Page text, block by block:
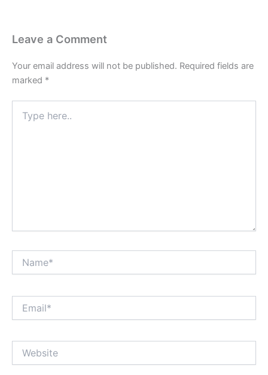
Leave a Comment
Your email address will not be published. Required fields are
marked *
here..